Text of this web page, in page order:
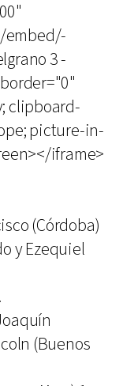
embed/-
3 -
clipboard-
picture-in-
iframe>
(Córdoba)
y Ezequiel
(Buenos